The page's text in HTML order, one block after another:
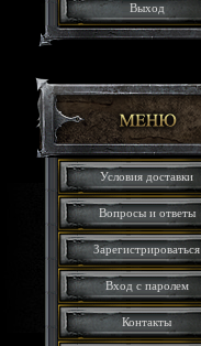
Выход
Условия доставки
Вопросы и ответы
Зарегистрироваться
Вход с паролем
Контакты